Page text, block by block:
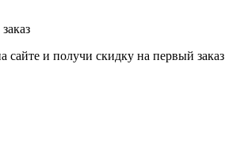
сайте и получи скидку на первый заказ